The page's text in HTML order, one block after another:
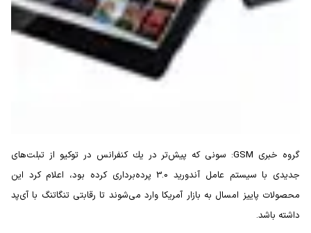
گروه خبری GSM: سونی كه پیش‌تر در یك کنفرانس در توکیو از تبلت‌های
جدیدی با سیستم عامل آندورید 3.0 پرده‌برداری کرده بود، اعلام كرد این
محصولات پاییز امسال به بازار آمریكا وارد می‌شوند تا رقابتی تنگاتنگ با آی‌پد
داشته باشد.